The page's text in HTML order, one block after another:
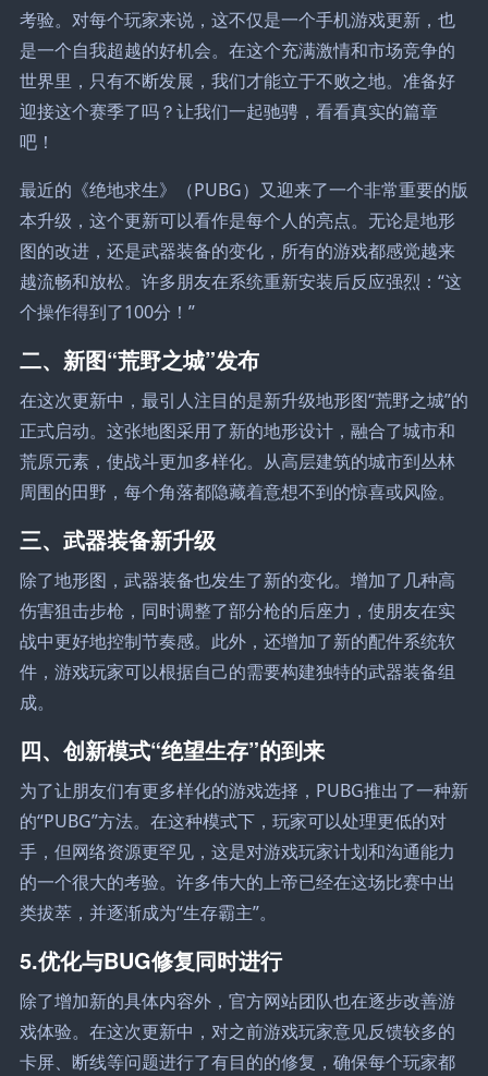
考验。对每个玩家来说，这不仅是一个手机游戏更新，也
是一个自我超越的好机会。在这个充满激情和市场竞争的
世界里，只有不断发展，我们才能立于不败之地。准备好
迎接这个赛季了吗？让我们一起驰骋，看看真实的篇章
吧！
最近的《绝地求生》（PUBG）又迎来了一个非常重要的版
本升级，这个更新可以看作是每个人的亮点。无论是地形
图的改进，还是武器装备的变化，所有的游戏都感觉越来
越流畅和放松。许多朋友在系统重新安装后反应强烈：“这
个操作得到了100分！”
二、新图“荒野之城”发布
在这次更新中，最引人注目的是新升级地形图“荒野之城”的
正式启动。这张地图采用了新的地形设计，融合了城市和
荒原元素，使战斗更加多样化。从高层建筑的城市到丛林
周围的田野，每个角落都隐藏着意想不到的惊喜或风险。
三、武器装备新升级
除了地形图，武器装备也发生了新的变化。增加了几种高
伤害狙击步枪，同时调整了部分枪的后座力，使朋友在实
战中更好地控制节奏感。此外，还增加了新的配件系统软
件，游戏玩家可以根据自己的需要构建独特的武器装备组
成。
四、创新模式“绝望生存”的到来
为了让朋友们有更多样化的游戏选择，PUBG推出了一种新
的“PUBG”方法。在这种模式下，玩家可以处理更低的对
手，但网络资源更罕见，这是对游戏玩家计划和沟通能力
的一个很大的考验。许多伟大的上帝已经在这场比赛中出
类拔萃，并逐渐成为“生存霸主”。
5.优化与BUG修复同时进行
除了增加新的具体内容外，官方网站团队也在逐步改善游
戏体验。在这次更新中，对之前游戏玩家意见反馈较多的
卡屏、断线等问题进行了有目的的修复，确保每个玩家都